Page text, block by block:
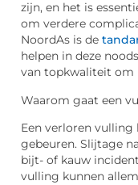
zijn, en het is
om verdere
NoordAs is de
helpen in deze
van topkwaliteit om
Waarom gaat een
Een verloren vulling
gebeuren. Slijtage
bijt- of kauw
vulling kunnen